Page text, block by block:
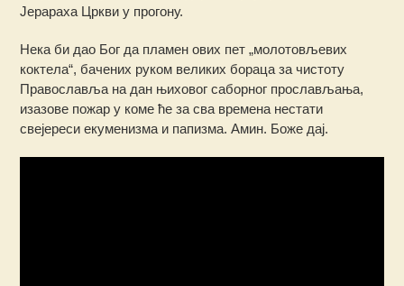
Јерараха Цркви у прогону.
Нека би дао Бог да пламен ових пет „молотовљевих
коктела“, бачених руком великих бораца за чистоту
Православља на дан њиховог саборног прослављања,
изазове пожар у коме ће за сва времена нестати
свејереси екуменизма и папизма. Амин. Боже дај.